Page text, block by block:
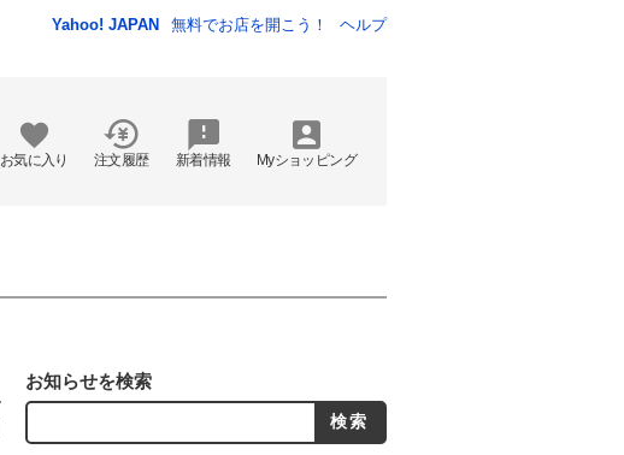
Yahoo! JAPAN 無料でお店を開こう！
ヘルプ
お気に入り 注文履歴 新着情報 Myショッピング
お知らせを検索